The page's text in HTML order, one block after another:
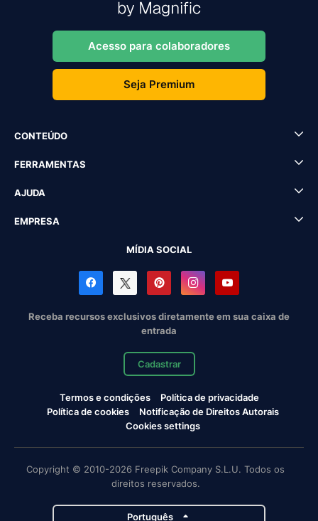
Acesso para colaboradores
Seja Premium
CONTEÚDO
FERRAMENTAS
AJUDA
EMPRESA
MÍDIA SOCIAL
Receba recursos exclusivos diretamente em sua caixa de
entrada
Cadastrar
Termos e condições
Política de privacidade
Política de cookies
Notificação de Direitos Autorais
Cookies settings
Copyright © 2010-2026 Freepik Company S.L.U. Todos os
direitos reservados.
Português